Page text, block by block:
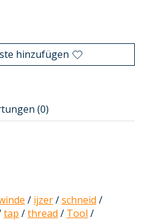
ist
hinzufügen
(0)
/ ijzer/schneid /
tap /thread / Tool /